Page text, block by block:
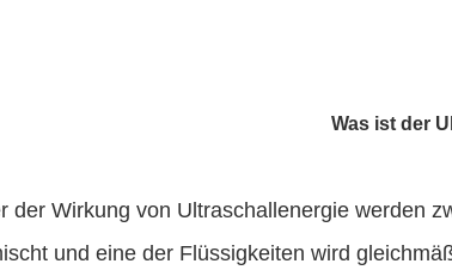
Was ist der
der Wirkung von Ultraschallenergie werden
und eine der Flüssigkeiten wird